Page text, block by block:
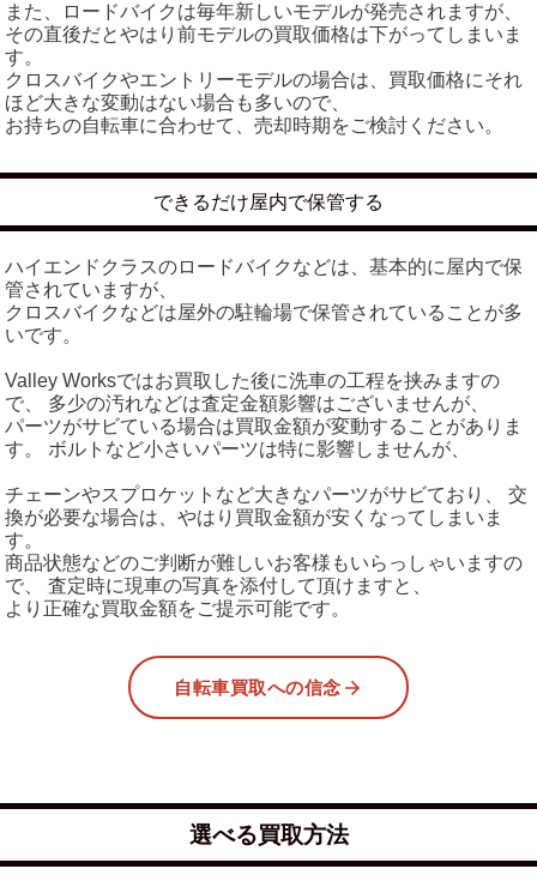
また、ロードバイクは毎年新しいモデルが発売されますが、
その直後だとやはり前モデルの買取価格は下がってしまいま
す。
クロスバイクやエントリーモデルの場合は、買取価格にそれ
ほど大きな変動はない場合も多いので、
お持ちの自転車に合わせて、売却時期をご検討ください。
できるだけ屋内で保管する
ハイエンドクラスのロードバイクなどは、基本的に屋内で保
管されていますが、
クロスバイクなどは屋外の駐輪場で保管されていることが多
いです。
Valley Worksではお買取した後に洗車の工程を挟みますの
で、 多少の汚れなどは査定金額影響はございませんが、
パーツがサビている場合は買取金額が変動することがありま
す。 ボルトなど小さいパーツは特に影響しませんが、
チェーンやスプロケットなど大きなパーツがサビており、 交
換が必要な場合は、やはり買取金額が安くなってしまいま
す。
商品状態などのご判断が難しいお客様もいらっしゃいますの
で、 査定時に現車の写真を添付して頂けますと、
より正確な買取金額をご提示可能です。
自転車買取への信念
選べる買取方法